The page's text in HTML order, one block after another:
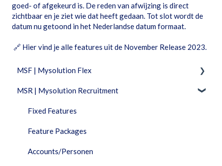
goed- of afgekeurd is. De reden van afwijzing is direct
zichtbaar en je ziet wie dat heeft gedaan. Tot slot wordt de
datum nu getoond in het Nederlandse datum formaat.
🔗 Hier vind je alle features uit de November Release 2023.
MSF | Mysolution Flex
Feature Packages
Beheer
Combi
Documenten
MSR | Mysolution Recruitment
Fixed Features
Feature Packages
Accounts/Personen